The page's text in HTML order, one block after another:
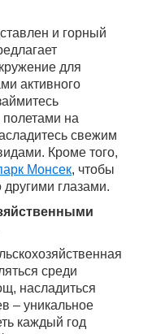
и горный
для
активного
полетами на
свежим
Кроме того,
Монсек, чтобы
глазами.
среди
насладиться
– уникальное
каждый год